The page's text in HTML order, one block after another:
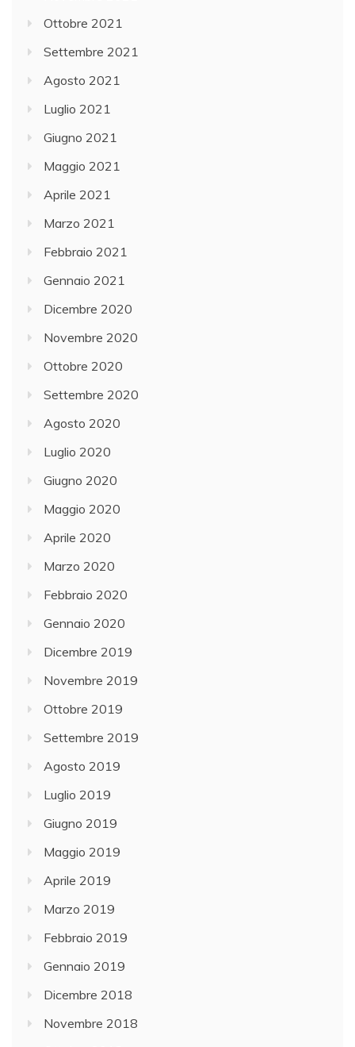
Ottobre 2021
Settembre 2021
Agosto 2021
Luglio 2021
Giugno 2021
Maggio 2021
Aprile 2021
Marzo 2021
Febbraio 2021
Gennaio 2021
Dicembre 2020
Novembre 2020
Ottobre 2020
Settembre 2020
Agosto 2020
Luglio 2020
Giugno 2020
Maggio 2020
Aprile 2020
Marzo 2020
Febbraio 2020
Gennaio 2020
Dicembre 2019
Novembre 2019
Ottobre 2019
Settembre 2019
Agosto 2019
Luglio 2019
Giugno 2019
Maggio 2019
Aprile 2019
Marzo 2019
Febbraio 2019
Gennaio 2019
Dicembre 2018
Novembre 2018